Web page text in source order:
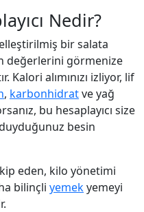
Nedir?
bir salata
değerlerini görmenize
Kalori alımınızı izliyor, lif
, karbonhidratve yağ
bu hesaplayıcı size
besin
eden, kilo yönetimi
bilinçli yemekyemeyi